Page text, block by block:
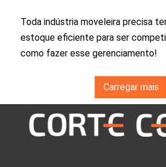
Toda indústria moveleira precisa
estoque eficiente para ser
como fazer esse gerenciamento!
Carregar mais